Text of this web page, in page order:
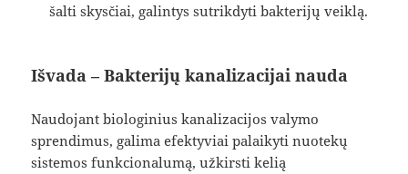
šalti skysčiai, galintys sutrikdyti bakterijų veiklą.
Išvada – Bakterijų kanalizacijai nauda
Naudojant biologinius kanalizacijos valymo
sprendimus, galima efektyviai palaikyti nuotekų
sistemos funkcionalumą, užkirsti kelią